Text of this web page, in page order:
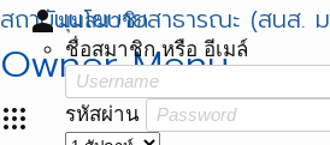
สถาบันนโยบายสาธารณะ (สนส.
Owner Menu
apps
personมุมสมาชิก
ชื่อสมาชิก หรือ อีเมล์
รหัสผ่าน